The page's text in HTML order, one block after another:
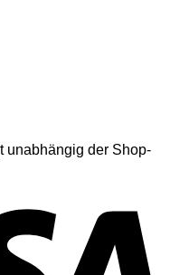
unabhängig der Shop-